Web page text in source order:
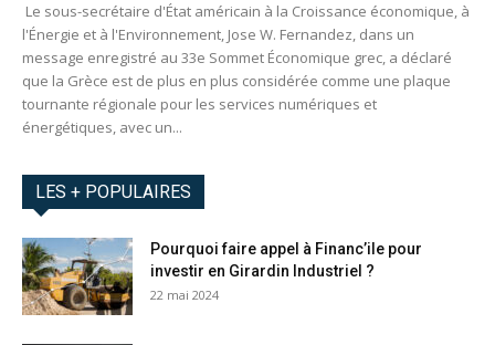
Le sous-secrétaire d'État américain à la Croissance économique, à
l'Énergie et à l'Environnement, Jose W. Fernandez, dans un
message enregistré au 33e Sommet Économique grec, a déclaré
que la Grèce est de plus en plus considérée comme une plaque
tournante régionale pour les services numériques et
énergétiques, avec un...
LES + POPULAIRES
Pourquoi faire appel à Financ’ile pour
investir en Girardin Industriel ?
22 mai 2024